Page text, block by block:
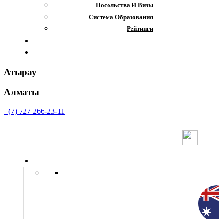
Посольства И Визы
Система Образования
Рейтинги
Атырау
Алматы
+(7) 727 266-23-11